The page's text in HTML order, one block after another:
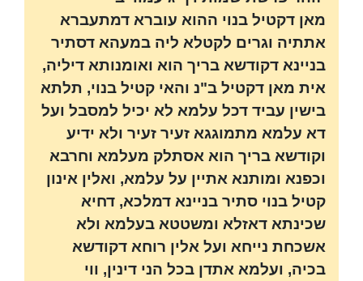
מאן דקטיל בנוי ההוא עוברא דמתעברא
אתתיה וגרים לקטלא ליה במעהא דסתיר
בניינא דקודשא בריך הוא ואומנותא דיליה,
אית מאן דקטיל ב"נ והאי קטיל בנוי, תלתא
בישין עביד דכל עלמא לא יכיל למסבל ועל
דא עלמא מתמוגגא זעיר זעיר ולא ידיע
וקודשא בריך הוא אסתלק מעלמא וחרבא
וכפנא ומותנא אתיין על עלמא, ואלין אינון
קטיל בנוי סתיר בניינא דמלכא, דחיא
שכינתא דאזלא ומשטטא בעלמא ולא
אשכחת נייחא ועל אלין רוחא דקודשא
בכיה, ועלמא אתדן בכל הני דינין, ווי